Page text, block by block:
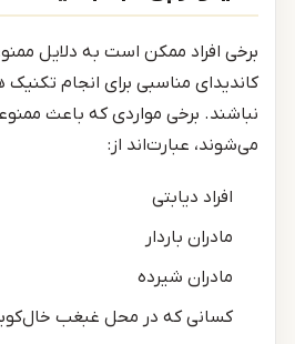
برخی افراد ممکن است به دلایل
کاندیدای مناسبی برای انجام
نباشند. برخی مواردی که باعث
می‌شوند، عبارت‌اند از:
افراد دیابتی
مادران باردار
مادران شیرده
کسانی که در محل غبغب